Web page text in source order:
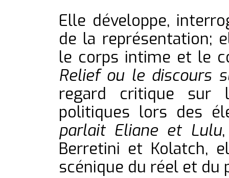
Elle développe,
de la représentation;
le corps intime et le
Relief ou le discours
regard critique sur
politiques lors des
parlait Eliane et Lulu
Berretini et Kolatch,
scénique du réel et du